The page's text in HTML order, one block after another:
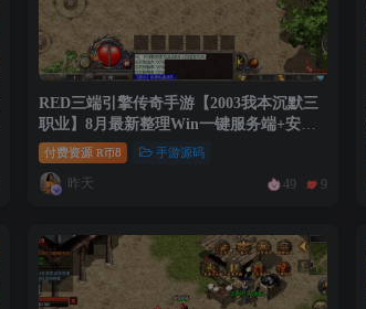
RED三端引擎传奇手游【2003我本沉默三
职业】8月最新整理Win一键服务端+安卓
+详细搭建教程
付费资源 R币8 手游源码
昨天 49 9